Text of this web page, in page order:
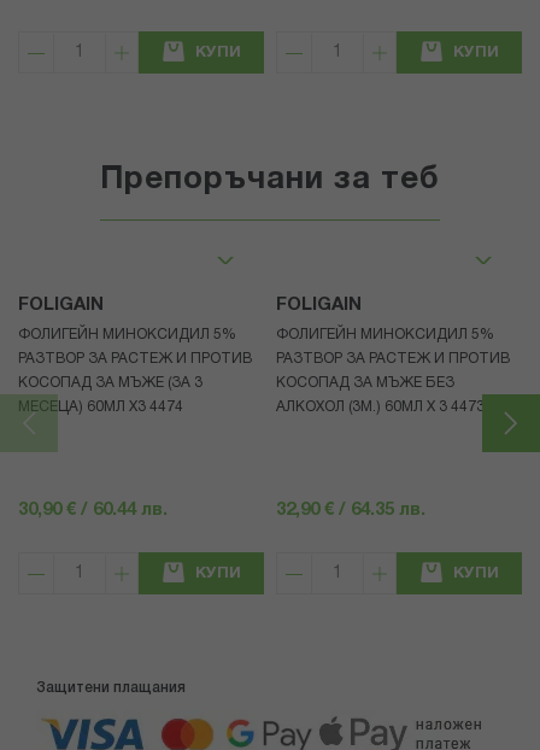
КУПИ КУПИ
Препоръчани за теб
FOLIGAIN
ФОЛИГЕЙН МИНОКСИДИЛ 5%
РАЗТВОР ЗА РАСТЕЖ И ПРОТИВ
КОСОПАД ЗА МЪЖЕ (ЗА 3
МЕСЕЦА) 60МЛ X3 4474
30,90 € / 60.44 лв.
КУПИ
FOLIGAIN
ФОЛИГЕЙН МИНОКСИДИЛ 5%
РАЗТВОР ЗА РАСТЕЖ И ПРОТИВ
КОСОПАД ЗА МЪЖЕ БЕЗ
АЛКОХОЛ (3М.) 60МЛ X 3 4473
32,90 € / 64.35 лв.
КУПИ
Защитени плащания